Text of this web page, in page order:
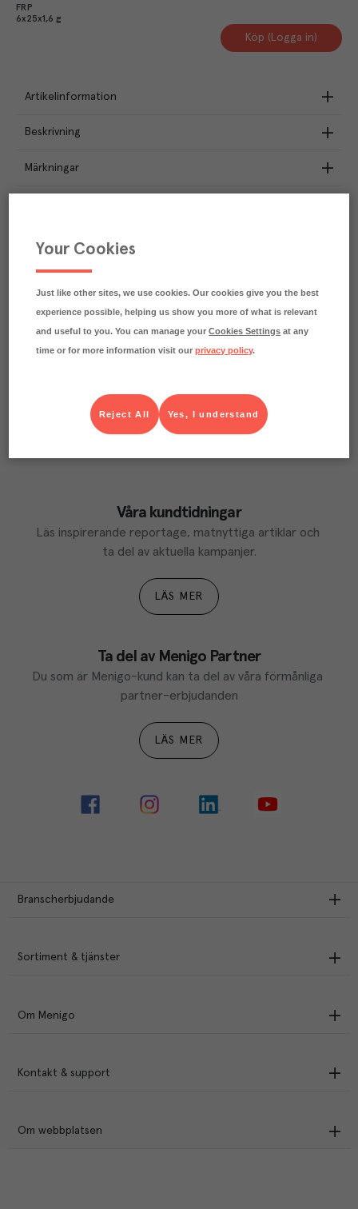
FRP
6x25x1,6 g
Köp (Logga in)
Artikelinformation
Beskrivning
Märkningar
Klimatavtryck
utsläppen av 4.5 kg koldioxid.
Läs mer om hur vi beräknar klimatavtryck
Våra kundtidningar
Läs inspirerande reportage, matnyttiga artiklar och
ta del av aktuella kampanjer.
LÄS MER
Ta del av Menigo Partner
Du som är Menigo-kund kan ta del av våra förmånliga
partner-erbjudanden
LÄS MER
Branscherbjudande
Sortiment & tjänster
Om Menigo
Kontakt & support
Om webbplatsen
Your Cookies
Just like other sites, we use cookies. Our cookies give you the best
experience possible, helping us show you more of what is relevant
and useful to you. You can manage yourCookies Settings at any
time or for more information visit ourprivacy policy.
Yes, I understand
Reject All